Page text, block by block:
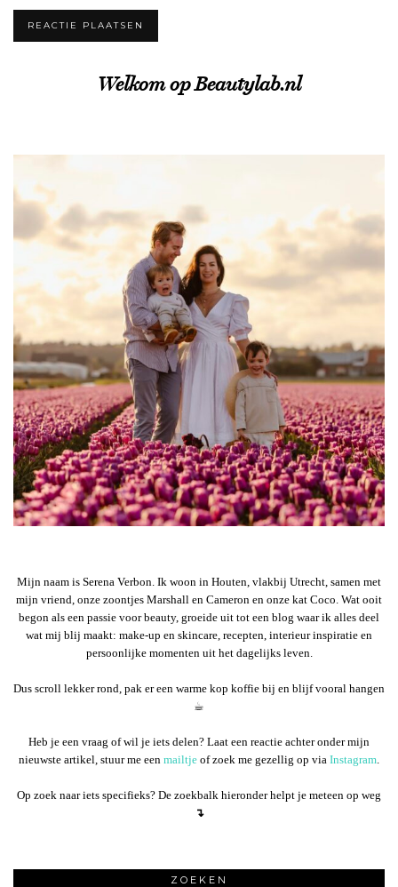
Welkom op Beautylab.nl
Mijn naam is Serena Verbon. Ik woon in Houten, vlakbij Utrecht, samen met
mijn vriend, onze zoontjes Marshall en Cameron en onze kat Coco. Wat ooit
begon als een passie voor beauty, groeide uit tot een blog waar ik alles deel
wat mij blij maakt: make-up en skincare, recepten, interieur inspiratie en
persoonlijke momenten uit het dagelijks leven.
Dus scroll lekker rond, pak er een warme kop koffie bij en blijf vooral hangen
☕︎
Heb je een vraag of wil je iets delen? Laat een reactie achter onder mijn
nieuwste artikel, stuur me een mailtje of zoek me gezellig op via Instagram
Op zoek naar iets specifieks? De zoekbalk hieronder helpt je meteen op weg
↴
ZOEKEN